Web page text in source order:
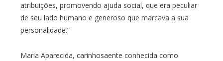
atribuições, promovendo ajuda social, que era peculiar
de seu lado humano e generoso que marcava a sua
personalidade.”
Maria Aparecida, carinhosaente conhecida como